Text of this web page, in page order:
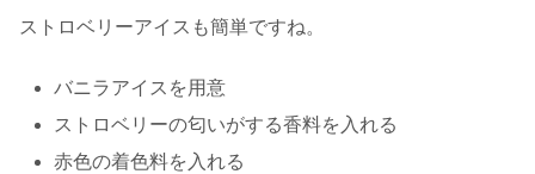
ストロベリーアイスも簡単ですね。
バニラアイスを用意
ストロベリーの匂いがする香料を入れる
赤色の着色料を入れる